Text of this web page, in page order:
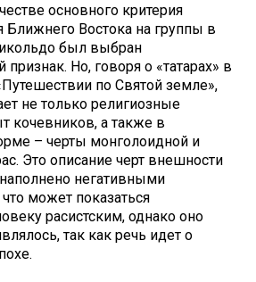
основного критерия
Ближнего Востока на группы в
был выбран
Но, говоря о «татарах» в
по Святой земле»,
не только религиозные
кочевников, а также в
– черты монголоидной и
Это описание черт внешности
наполнено негативными
может показаться
расистским, однако оно
так как речь идет о